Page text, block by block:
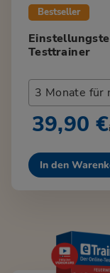
Bestseller
Testtrainer
3 Monate für
39,90 €
In den